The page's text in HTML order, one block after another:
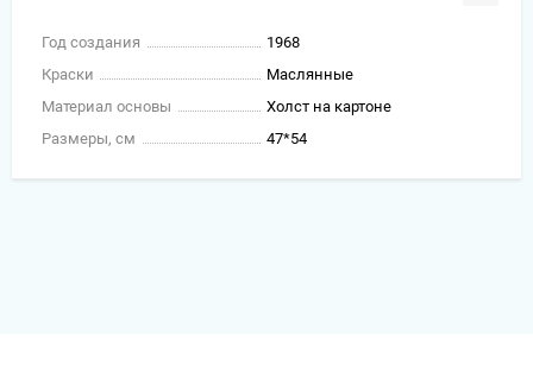
Год создания
1968
Краски
Маслянные
Материал основы
Холст на картоне
Размеры, см
47*54